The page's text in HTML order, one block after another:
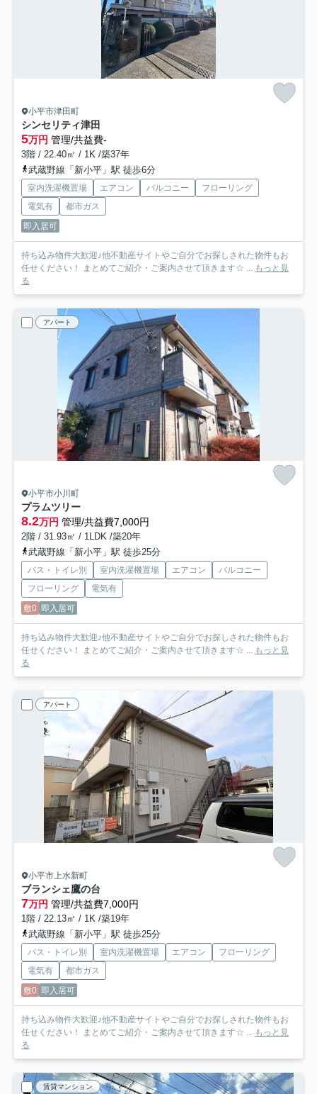
小平市津田町
シンセリティ津田
5万円 管理/共益費-
3階 / 22.40㎡ / 1K /築37年
武蔵野線「新小平」駅 徒歩6分
室内洗濯機置場 エアコン バルコニー
フローリング
電気有
都市ガス
即入居可
持ち込み物件大歓迎♪他不動産サイトやご自分でお探しされた物件もお
任せください！ まとめてご紹介・ご案内させて頂きます☆ ...
もっと見
る
アパート
小平市小川町
プラムツリー
8.2万円 管理/共益費7,000円
2階 / 31.93㎡ / 1LDK /築20年
武蔵野線「新小平」駅 徒歩25分
バス・トイレ別 室内洗濯機置場 エアコン
バルコニー
フローリング
電気有
敷0 即入居可
持ち込み物件大歓迎♪他不動産サイトやご自分でお探しされた物件もお
任せください！ まとめてご紹介・ご案内させて頂きます☆ ...
もっと見
る
アパート
小平市上水新町
ブランシェ鷹の台
7万円 管理/共益費7,000円
1階 / 22.13㎡ / 1K /築19年
武蔵野線「新小平」駅 徒歩25分
バス・トイレ別 室内洗濯機置場 エアコン
フローリング
電気有
都市ガス
敷0 即入居可
持ち込み物件大歓迎♪他不動産サイトやご自分でお探しされた物件もお
任せください！ まとめてご紹介・ご案内させて頂きます☆ ...
もっと見
る
賃貸マンション